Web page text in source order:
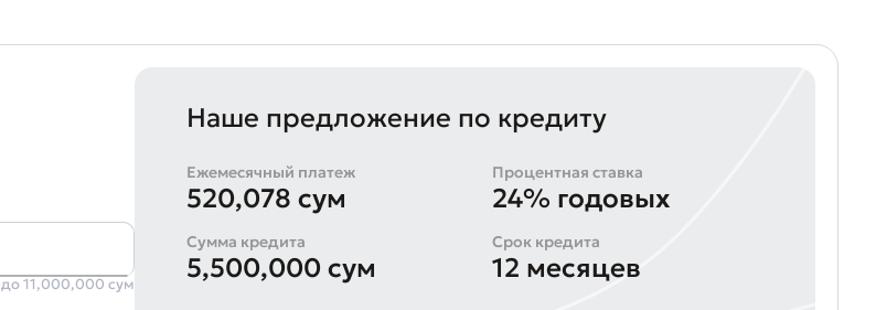
до 11,000,000 сум
Наше предложение по кредиту
Ежемесячный платеж
520,078 сум
Процентная ставка
24% годовых
Сумма кредита
5,500,000 сум
Срок кредита
12 месяцев